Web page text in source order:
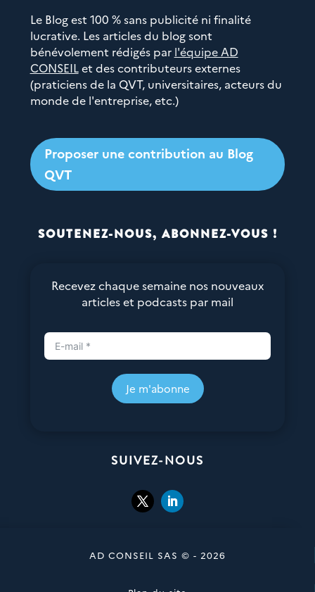
Le Blog est 100 % sans publicité ni finalité
lucrative. Les articles du blog sont
bénévolement rédigés par l'équipe AD
CONSEILet des contributeurs externes
(praticiens de la QVT, universitaires, acteurs du
monde de l'entreprise, etc.)
Proposer une contribution au Blog
QVT
SOUTENEZ-NOUS, ABONNEZ-VOUS !
Recevez chaque semaine nos nouveaux
articles et podcasts par mail
Je m'abonne
SUIVEZ-NOUS
AD CONSEIL SAS © - 2026